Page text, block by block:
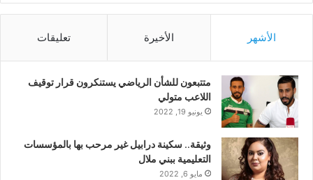
الأشهر الأخيرة تعليقات
متتبعون للشأن الرياضي يستنكرون قرار توقيف
اللاعب متولي
يونيو 19, 2022
وثيقة.. سكينة درابيل غير مرحب بها بالمؤسسات
التعليمية ببني ملال
مايو 6, 2022